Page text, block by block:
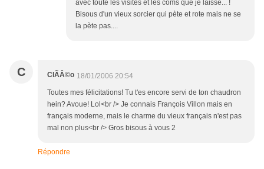
avec toute les visites et les coms que je laisse... !
Bisous d'un vieux sorcier qui pète et rote mais ne se
la pète pas....
C ClÃÂ©o 18/01/2006 20:54
Toutes mes félicitations! Tu t'es encore servi de ton chaudron
hein? Avoue! Lol<br /> Je connais François Villon mais en
français moderne, mais le charme du vieux français n'est pas
mal non plus<br /> Gros bisous à vous 2
Répondre